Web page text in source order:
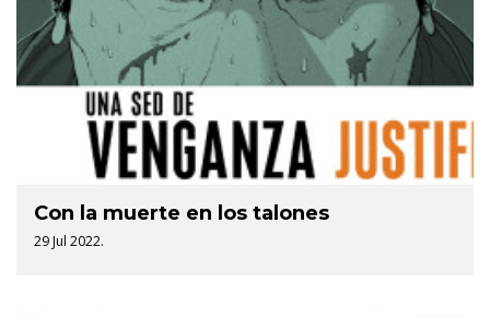
Con la muerte en los talones
29 Jul 2022.